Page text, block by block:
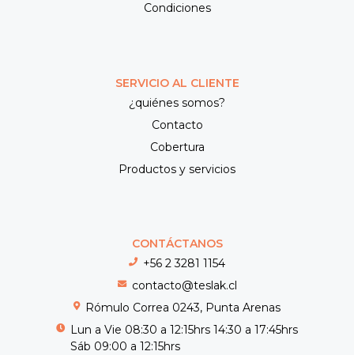
Condiciones
SERVICIO AL CLIENTE
¿quiénes somos?
Contacto
Cobertura
Productos y servicios
CONTÁCTANOS
+56 2 3281 1154
contacto@teslak.cl
Rómulo Correa 0243, Punta Arenas
Lun a Vie 08:30 a 12:15hrs 14:30 a 17:45hrs
Sáb 09:00 a 12:15hrs